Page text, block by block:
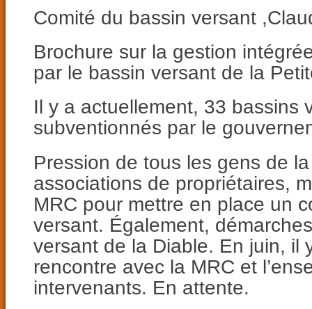
Comité du bassin versant
Brochure sur la gestion
par le bassin versant de la
Il y a actuellement, 33 bassins
subventionnés par le
Pression de tous les gens de
associations de propriétaires,
MRC pour mettre en place un
versant. Également,
versant de la Diable. En juin, il
rencontre avec la MRC et
intervenants. En attente.